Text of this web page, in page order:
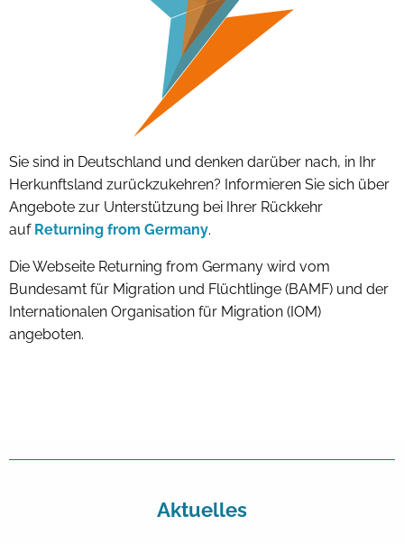
Sie sind in Deutschland und denken darüber nach, in Ihr
Herkunftsland zurückzukehren? Informieren Sie sich über
Angebote zur Unterstützung bei Ihrer Rückkehr
auf Returning from Germany.
Die Webseite Returning from Germany wird vom
Bundesamt für Migration und Flüchtlinge (BAMF) und der
Internationalen Organisation für Migration (IOM)
angeboten.
Aktuelles